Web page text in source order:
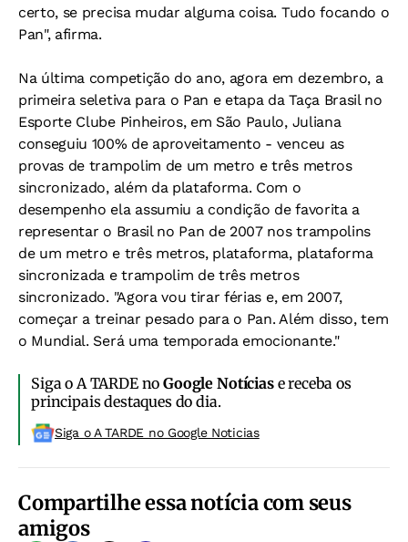
certo, se precisa mudar alguma coisa. Tudo focando o
Pan", afirma.
Na última competição do ano, agora em dezembro, a
primeira seletiva para o Pan e etapa da Taça Brasil no
Esporte Clube Pinheiros, em São Paulo, Juliana
conseguiu 100% de aproveitamento - venceu as
provas de trampolim de um metro e três metros
sincronizado, além da plataforma. Com o
desempenho ela assumiu a condição de favorita a
representar o Brasil no Pan de 2007 nos trampolins
de um metro e três metros, plataforma, plataforma
sincronizada e trampolim de três metros
sincronizado. "Agora vou tirar férias e, em 2007,
começar a treinar pesado para o Pan. Além disso, tem
o Mundial. Será uma temporada emocionante."
Siga o A TARDE noGoogle Notíciase receba os
principais destaques do dia.
Siga o A TARDE no Google Noticias
Compartilhe essa notícia com seus
amigos